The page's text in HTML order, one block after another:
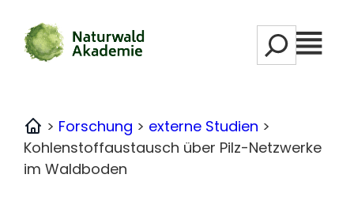
Inhalt
springen
c
h
Home
> Forschung > externe Studien >
Kohlenstoffaustausch über Pilz-Netzwerke
im Waldboden